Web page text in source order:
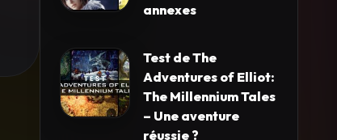
annexes
Test de The
Adventures of Elliot:
The Millennium Tales
– Une aventure
réussie ?